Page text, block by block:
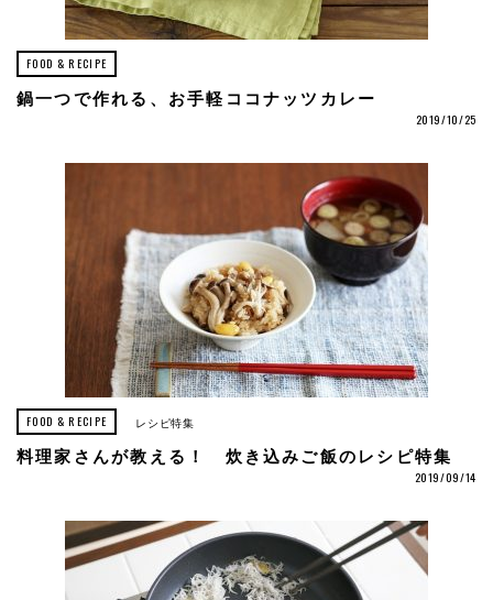
FOOD & RECIPE
鍋一つで作れる、お手軽ココナッツカレー
2019/10/25
FOOD & RECIPE レシピ特集
料理家さんが教える！ 炊き込みご飯のレシピ特集
2019/09/14